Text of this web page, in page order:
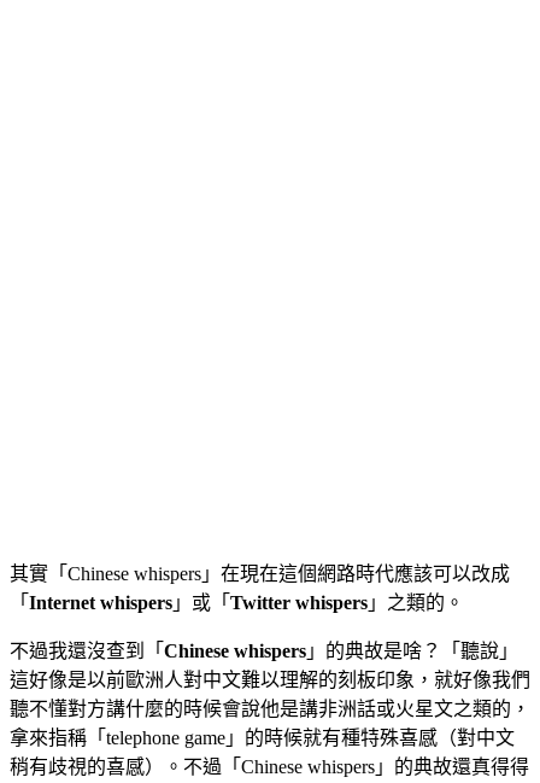
其實「Chinese whispers」在現在這個網路時代應該可以改成
「 Internet whispers 」或「 Twitter whispers 」之類的。
不過我還沒查到「 Chinese whispers 」的典故是啥？「聽說」
這好像是以前歐洲人對中文難以理解的刻板印象，就好像我們
聽不懂對方講什麼的時候會說他是講非洲話或火星文之類的，
拿來指稱「telephone game」的時候就有種特殊喜感（對中文
稍有歧視的喜感）。不過「Chinese whispers」的典故還真得得